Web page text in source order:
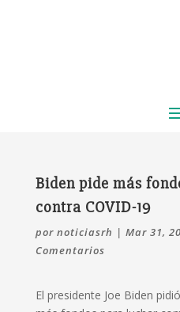
Biden pide más
contra COVID-19
por noticiasrh | Mar 31,
Comentarios
El presidente Joe Biden